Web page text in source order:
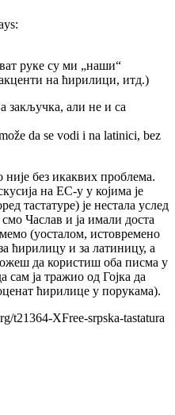
руке су ми „наши“
на ћирилици, итд.)
закључка, али не и са
da se vodi i na latinici, bez
без икаквих проблема.
на ЕС-у у којима је
тастатуре) је нестала услед
Часлав и ја имали доста
(уосталом, истовремено
ћирилицу и за латиницу, а
да користиш оба писма у
сам ја тражио од Гојка да
ћирилице у порукама).
t21364-XFree-srpska-tastatura